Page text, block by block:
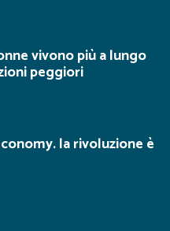
vivono più a lungo
peggiori
la rivoluzione è